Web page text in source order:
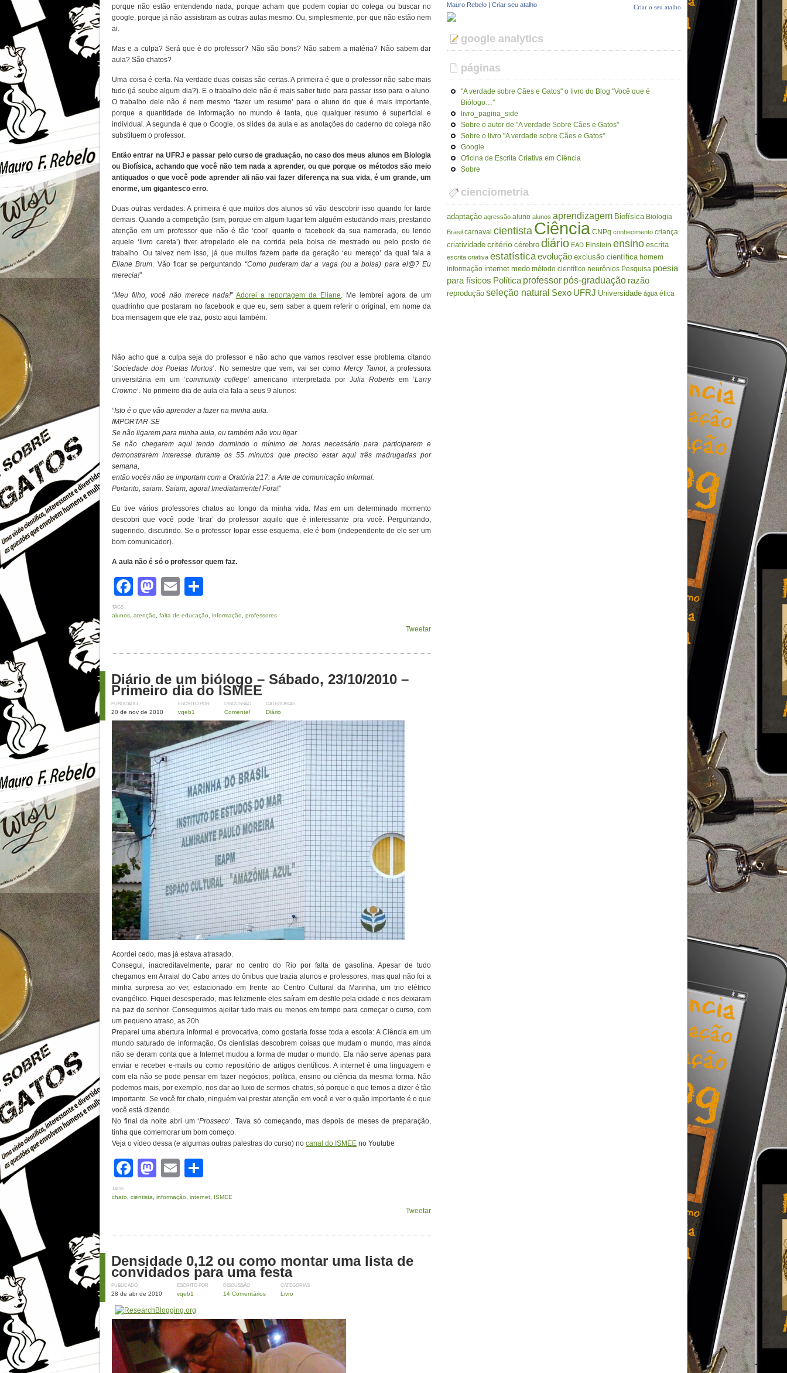
porque não estão entendendo nada, porque acham que podem copiar do colega ou buscar no
google, porque já não assistiram as outras aulas mesmo. Ou, simplesmente, por que não estão nem
ai.
Mas e a culpa? Será que é do professor? Não são bons? Não sabem a matéria? Não sabem dar
aula? São chatos?
Uma coisa é certa. Na verdade duas coisas são certas. A primeira é que o professor não sabe mais
tudo (já soube algum dia?). E o trabalho dele não é mais saber tudo para passar isso para o aluno.
O trabalho dele não é nem mesmo ‘fazer um resumo’ para o aluno do que é mais importante,
porque a quantidade de informação no mundo é tanta, que qualquer resumo é superficial e
individual. A segunda é que o Google, os slides da aula e as anotações do caderno do colega não
substituem o professor.
Então entrar na UFRJ e passar pelo curso de graduação, no caso dos meus alunos em Biologia
ou Biofísica, achando que você não tem nada a aprender, ou que porque os métodos são meio
antiquados o que você pode aprender ali não vai fazer diferença na sua vida, é um grande, um
enorme, um gigantesco erro.
Duas outras verdades: A primeira é que muitos dos alunos só vão descobrir isso quando for tarde
demais. Quando a competição (sim, porque em algum lugar tem alguém estudando mais, prestando
atenção em um professor que não é tão ‘cool’ quanto o facebook da sua namorada, ou lendo
aquele ‘livro careta’) tiver atropelado ele na corrida pela bolsa de mestrado ou pelo posto de
trabalho. Ou talvez nem isso, já que muitos fazem parte da geração ‘eu mereço’ da qual fala a
Eliane Brum. Vão ficar se perguntando “Como puderam dar a vaga (ou a bolsa) para el@? Eu
merecia!”
“Meu filho, você não merece nada!” Adorei a reportagem da Eliane. Me lembrei agora de um
quadrinho que postaram no facebook e que eu, sem saber a quem referir o original, em nome da
boa mensagem que ele traz, posto aqui também.
Não acho que a culpa seja do professor e não acho que vamos resolver esse problema citando
‘Sociedade dos Poetas Mortos‘. No semestre que vem, vai ser como Mercy Tainot, a professora
universitária em um ‘community college‘ americano interpretada porJulia Roberts em ‘Larry
Crowne‘. No primeiro dia de aula ela fala a seus 9 alunos:
“Isto é o que vão aprender a fazer na minha aula.
IMPORTAR-SE
Se não ligarem para minha aula, eu também não vou ligar.
Se não chegarem aqui tendo dormindo o mínimo de horas necessário para participarem e
demonstrarem interesse durante os 55 minutos que preciso estar aqui três madrugadas por
semana,
então vocês não se importam com a Oratória 217: a Arte de comunicação informal.
Portanto, saiam. Saiam, agora! Imediatamente! Fora!”
Eu tive vários professores chatos ao longo da minha vida. Mas em um determinado momento
descobri que você pode ‘tirar’ do professor aquilo que é interessante pra você. Perguntando,
sugerindo, discutindo. Se o professor topar esse esquema, ele é bom (independente de ele ser um
bom comunicador).
A aula não é só o professor quem faz.
Facebook
Mastodon
Email
TAGS
alunos atenção falta de educação informação professores
Tweetar
Diário de um biólogo – Sábado, 23/10/2010 –
Primeiro dia do ISMEE
PUBLICADO
20 de nov de 2010
ESCRITO POR
vqeb1
DISCUSSÃO
Comente!
CATEGORIAS
Diário
Acordei cedo, mas já estava atrasado.
Consegui, inacreditavelmente, parar no centro do Rio por falta de gasolina. Apesar de tudo
chegamos em Arraial do Cabo antes do ônibus que trazia alunos e professores, mas qual não foi a
minha surpresa ao ver, estacionado em frente ao Centro Cultural da Marinha, um trio elétrico
evangélico. Fiquei desesperado, mas felizmente eles saíram em desfile pela cidade e nos deixaram
na paz do senhor. Conseguimos ajeitar tudo mais ou menos em tempo para começar o curso, com
um pequeno atraso, as 20h.
Preparei uma abertura informal e provocativa, como gostaria fosse toda a escola: A Ciência em um
mundo saturado de informação. Os cientistas descobrem coisas que mudam o mundo, mas ainda
não se deram conta que a Internet mudou a forma de mudar o mundo. Ela não serve apenas para
enviar e receber e-mails ou como repositório de artigos científicos. A internet é uma linguagem e
com ela não se pode pensar em fazer negócios, política, ensino ou ciência da mesma forma. Não
podemos mais, por exemplo, nos dar ao luxo de sermos chatos, só porque o que temos a dizer é tão
importante. Se você for chato, ninguém vai prestar atenção em você e ver o quão importante é o que
você está dizendo.
No final da noite abri um ‘Prosseco‘. Tava só começando, mas depois de meses de preparação,
tinha que comemorar um bom começo.
Veja o vídeo dessa (e algumas outras palestras do curso) no canal do ISMEE no Youtube
Facebook
Mastodon
Email
TAGS
chato cientista informação internet ISMEE
Tweetar
Densidade 0,12 ou como montar uma lista de
convidados para uma festa
PUBLICADO
28 de abr de 2010
ESCRITO POR
vqeb1
DISCUSSÃO
14 Comentários
CATEGORIAS
Livro
Criar o seu atalho
Mauro Rebelo | Criar seu atalho
google analytics
páginas
"A verdade sobre Cães e Gatos" o livro do Blog "Você que é
Biólogo…"
livro_pagina_side
Sobre o autor de "A verdade Sobre Cães e Gatos"
Sobre o livro "A verdade sobre Cães e Gatos"
Google
Oficina de Escrita Criativa em Ciência
Sobre
cienciometria
adaptação agressão aluno alunos aprendizagem Biofísica Biologia
Brasil carnaval cientista Ciência CNPq conhecimento criança
criatividade critério cérebro diário EAD Einstein ensino escrita
escrita criativa estatísticaevolução exclusão científica homem
informação internet medo método científico neurônios Pesquisa poesia
para físicos Política professor pós-graduação razão
reprodução seleção natural Sexo UFRJ Universidade água ética